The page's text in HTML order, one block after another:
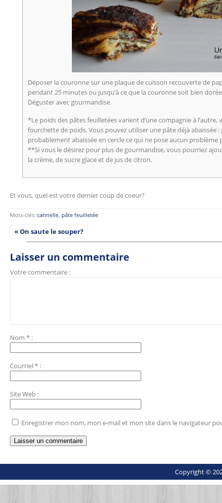
Déposer la couronne sur une plaque de cuisson recouverte de
pendant 25 minutes ou jusqu’à ce que la couronne soit bien
Déguster avec gourmandise.
*Le poids des pâtes feuilletées varient d’une compagnie à
fourchette de poids. Vous pouvez utiliser une pâte déjà abaissée
probablement abaissée en cercle ce qui ne pose aucun problème
**Si vous le désirez pour plus de gourmandise, vous pourriez
la crème, de sucre glace et de jus de citron.
Et vous, quel est votre dernier coup de coeur?
Mots-clés: cannelle, pâte feuilletée
« On saute le souper?
Laisser un commentaire
Votre commentaire :
Nom * :
Courriel * :
Site Web :
Enregistrer mon nom, mon e-mail et mon site dans le navigateur
Copyright ©